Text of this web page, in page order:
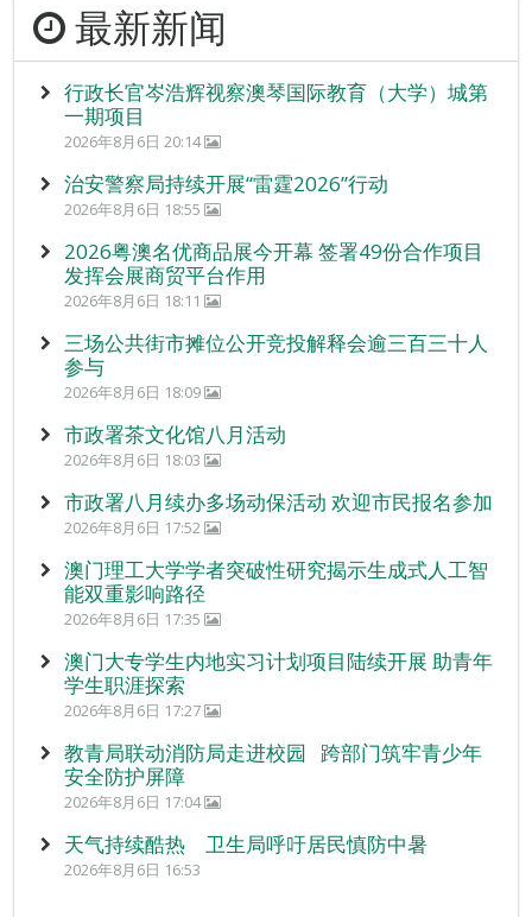
最新新闻
行政长官岑浩辉视察澳琴国际教育（大学）城第
一期项目
2026年8月6日 20:14
治安警察局持续开展“雷霆2026”行动
2026年8月6日 18:55
2026粤澳名优商品展今开幕 签署49份合作项目
发挥会展商贸平台作用
2026年8月6日 18:11
三场公共街市摊位公开竞投解释会逾三百三十人
参与
2026年8月6日 18:09
市政署茶文化馆八月活动
2026年8月6日 18:03
市政署八月续办多场动保活动 欢迎市民报名参加
2026年8月6日 17:52
澳门理工大学学者突破性研究揭示生成式人工智
能双重影响路径
2026年8月6日 17:35
澳门大专学生内地实习计划项目陆续开展 助青年
学生职涯探索
2026年8月6日 17:27
教青局联动消防局走进校园 跨部门筑牢青少年
安全防护屏障
2026年8月6日 17:04
天气持续酷热 卫生局呼吁居民慎防中暑
2026年8月6日 16:53